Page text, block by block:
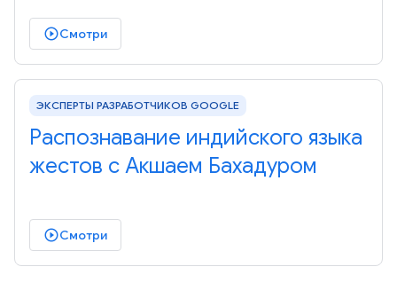
play_circle_outlinedСмотри
ЭКСПЕРТЫ РАЗРАБОТЧИКОВ GOOGLE
Распознавание индийского языка
жестов с Акшаем Бахадуром
play_circle_outlinedСмотри